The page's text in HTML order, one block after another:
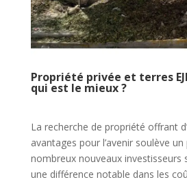
Propriété privée et terres
qui est le mieux ?
La recherche de propriété offrant
avantages pour l’avenir soulève
nombreux nouveaux investisseurs
une différence notable dans les